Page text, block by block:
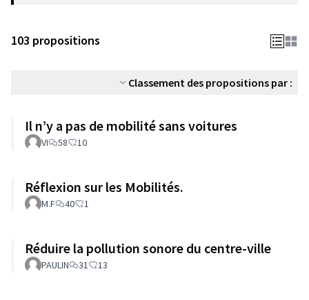
103 propositions
Classement des propositions par :
Il n’y a pas de mobilité sans voitures
VI 58 10
Réflexion sur les Mobilités.
M.F 40 1
Réduire la pollution sonore du centre-ville
PAULIN 31 13